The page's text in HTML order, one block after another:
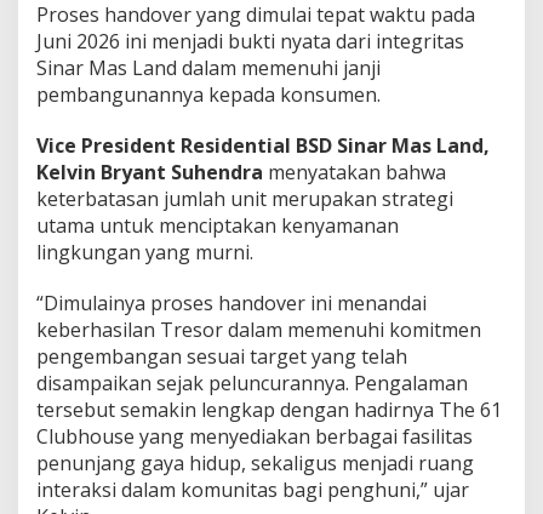
Proses handover yang dimulai tepat waktu pada
Juni 2026 ini menjadi bukti nyata dari integritas
Sinar Mas Land dalam memenuhi janji
pembangunannya kepada konsumen.
Vice President Residential BSD Sinar Mas Land,
Kelvin Bryant Suhendra menyatakan bahwa
keterbatasan jumlah unit merupakan strategi
utama untuk menciptakan kenyamanan
lingkungan yang murni.
“Dimulainya proses handover ini menandai
keberhasilan Tresor dalam memenuhi komitmen
pengembangan sesuai target yang telah
disampaikan sejak peluncurannya. Pengalaman
tersebut semakin lengkap dengan hadirnya The 61
Clubhouse yang menyediakan berbagai fasilitas
penunjang gaya hidup, sekaligus menjadi ruang
interaksi dalam komunitas bagi penghuni,” ujar